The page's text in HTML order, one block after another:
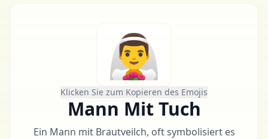
👰‍♂️
Klicken Sie zum Kopieren des Emojis
Mann Mit Tuch
Ein Mann mit Brautveilch, oft symbolisiert es